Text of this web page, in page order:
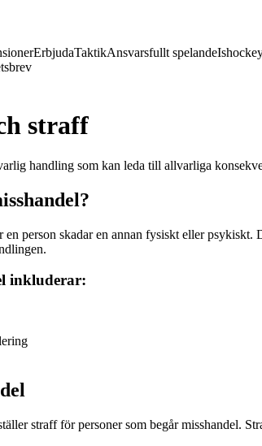
ErbjudaTaktikAnsvarsfullt spelande
straff
handling som kan leda till allvarliga
en person skadar en annan fysiskt eller
inkluderar:
straff för personer som begår misshandel.